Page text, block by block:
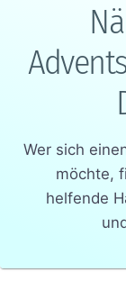
Wer sich
möchte,
helfende